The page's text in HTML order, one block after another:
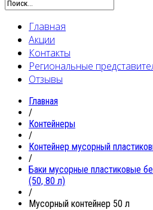
Главная
Акции
Контакты
Региональные
Отзывы
Главная
/
Контейнеры
/
Контейнер мусорный
/
Баки мусорные пластиковые
(50, 80 л)
/
Мусорный контейнер 50 л